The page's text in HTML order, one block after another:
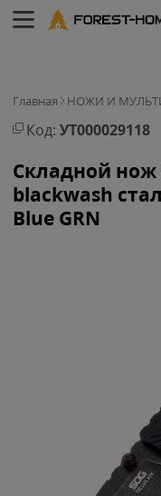
Главная НОЖИ И
Код: УТ000029118
Складной нож
blackwash
Blue GRN